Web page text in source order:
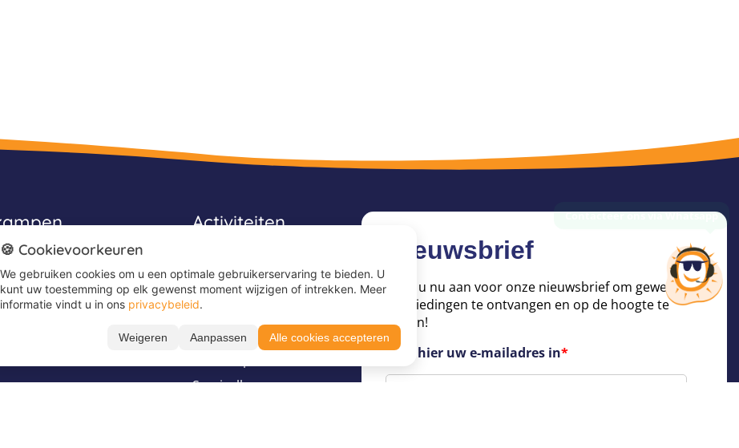
Activiteiten
Game kampen
Ponykampen
Sportkampen
Survivalkampen
Nieuwsbrief
Meld u nu aan voor onze nieuwsbrief om geweldige
aanbiedingen te ontvangen en op de hoogte te
blijven!
Voer hier uw e-mailadres in*
🍪 Cookievoorkeuren
We gebruiken cookies om u een optimale gebruikerservaring te bieden. U
kunt uw toestemming op elk gewenst moment wijzigen of intrekken. Meer
informatie vindt u in ons privacybeleid.
Weigeren Aanpassen Alle cookies accepteren